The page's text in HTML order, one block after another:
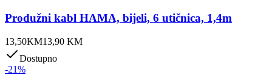
Produžni kabl HAMA, bijeli, 6 utičnica, 1,4m
13,50KM13,90 KM
Dostupno
-21%